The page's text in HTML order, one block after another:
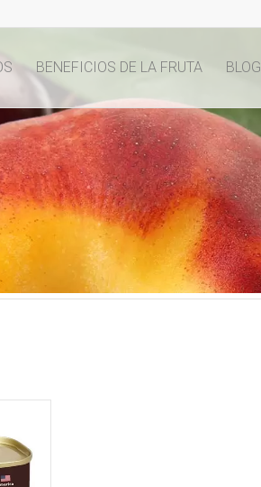
BENEFICIOS DE LA FRUTA BLOG